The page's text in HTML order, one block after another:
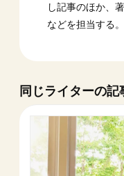
し記事のほか、
などを担当する
同じライターの記